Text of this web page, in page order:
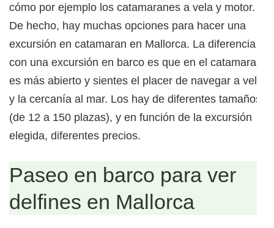
cómo por ejemplo los catamaranes a vela y motor.
De hecho, hay muchas opciones para hacer una
excursión en catamaran en Mallorca. La diferencia
con una excursión en barco es que en el catamaran
es más abierto y sientes el placer de navegar a vela
y la cercanía al mar. Los hay de diferentes tamaños
(de 12 a 150 plazas), y en función de la excursión
elegida, diferentes precios.
Paseo en barco para ver
delfines en Mallorca